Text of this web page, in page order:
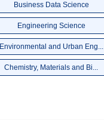
Business Data Science
Engineering Science
Environmental and Urban Eng...
Chemistry, Materials and Bi...